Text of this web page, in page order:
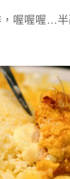
喔喔喔…半